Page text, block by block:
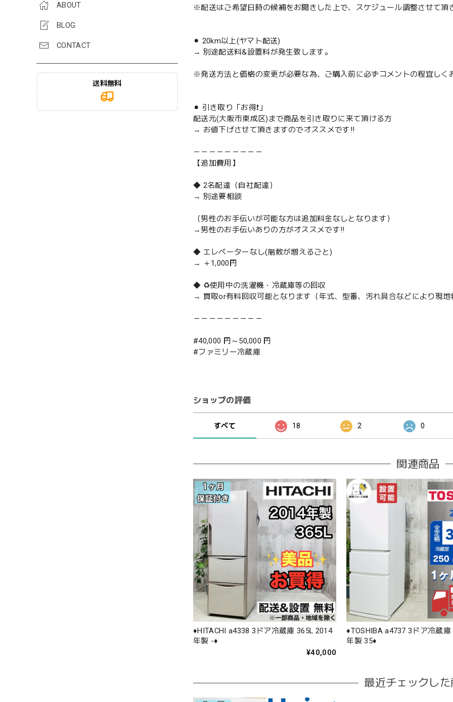
ABOUT
BLOG
CONTACT
送料無料
※配送はご希望日時の候補をお聞きした上で、スケジュール調整させて頂
⚫︎ 20km以上(ヤマト配送)
→ 別途配送料&設置料が発生致します。
※発送方法と価格の変更が必要な為、ご購入前に必ずコメントの程宜しく
⚫︎ 引き取り「お得❗️」
配送元(大阪市東成区)まで商品を引き取りに来て頂ける方
→ お値下げさせて頂きますのでオススメです‼️
－－－－－－－－－
【追加費用】
◆ 2名配達（自社配達）
→ 別途要相談
（男性のお手伝いが可能な方は追加料金なしとなります）
→男性のお手伝いありの方がオススメです‼️
◆ エレベーターなし(階数が増えるごと)
→ ＋1,000円
◆ ♻️使用中の洗濯機・冷蔵庫等の回収
→ 買取or有料回収可能となります（年式、型番、汚れ具合などにより現地
－－－－－－－－－
#40,000 円～50,000 円
#ファミリー冷蔵庫
ショップの評価
すべて 18 2 0
関連商品
♦️HITACHI a4338 3ドア冷蔵庫 365L 2014
年製 -♦️
¥40,000
♦️TOSHIBA a4737 3ドア冷蔵庫
年製 35♦️
最近チェックした